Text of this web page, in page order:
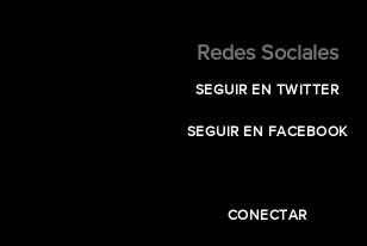
Redes Sociales
SEGUIR EN TWITTER
SEGUIR EN FACEBOOK
CONECTAR